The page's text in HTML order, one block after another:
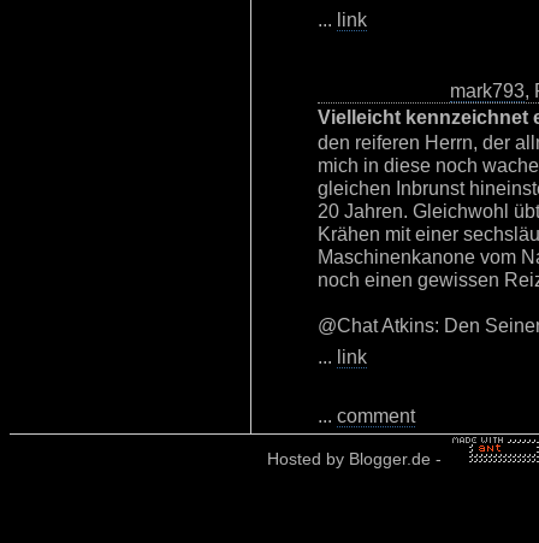
... link
mark793,
Vielleicht kennzeichnet
den reiferen Herrn, der
mich in diese noch
gleichen Inbrunst
20 Jahren. Gleichwohl
Krähen mit einer
Maschinenkanone vom
noch einen gewissen
@Chat Atkins: Den
... link
... comment
Hosted by Blogger.de -